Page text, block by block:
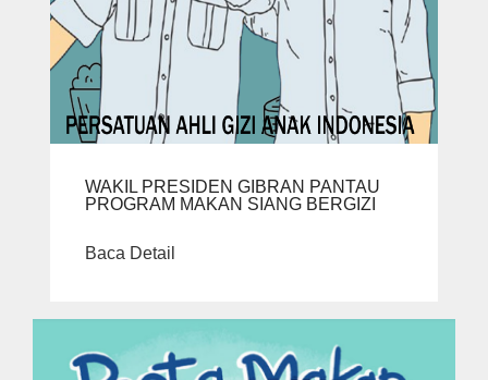
WAKIL PRESIDEN GIBRAN PANTAU
PROGRAM MAKAN SIANG BERGIZI
Baca Detail